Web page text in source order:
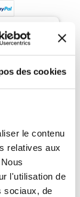
des cookies
le contenu
relatives aux
l'utilisation de
sociaux, de
votre